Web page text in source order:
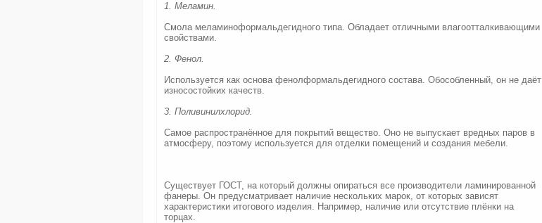
1. Меламин.
Смола меламиноформальдегидного типа. Обладает отличными влагоотталкивающими
свойствами.
2. Фенол.
Используется как основа фенолформальдегидного состава. Обособленный, он не даёт
износостойких качеств.
3. Поливинилхлорид.
Самое распространённое для покрытий вещество. Оно не выпускает вредных паров в
атмосферу, поэтому используется для отделки помещений и создания мебели.
Существует ГОСТ, на который должны опираться все производители ламинированной
фанеры. Он предусматривает наличие нескольких марок, от которых зависят
характеристики итогового изделия. Например, наличие или отсутствие плёнки на
торцах.